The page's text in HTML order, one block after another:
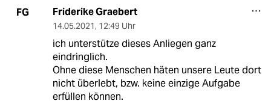
FG Friderike Graebert
14.05.2021, 12:49 Uhr
ich unterstütze dieses Anliegen ganz
eindringlich.
Ohne diese Menschen häten unsere Leute dort
nicht überlebt, bzw. keine einzige Aufgabe
erfüllen können.